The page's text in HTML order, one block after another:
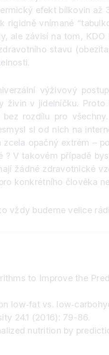
efekt bílkovin až
rigidně vnímané
ale závisí na tom,
stavu
výživový
živin v jídelníčku.
rozdílu pro
si od nich na
opačný extrém –
? V takovém případě
žádné zdravotnické
konkrétního člověka
vždy budeme velice
to Improve the
low‐fat vs.
24.1 (2016): 79-86.
nutrition by